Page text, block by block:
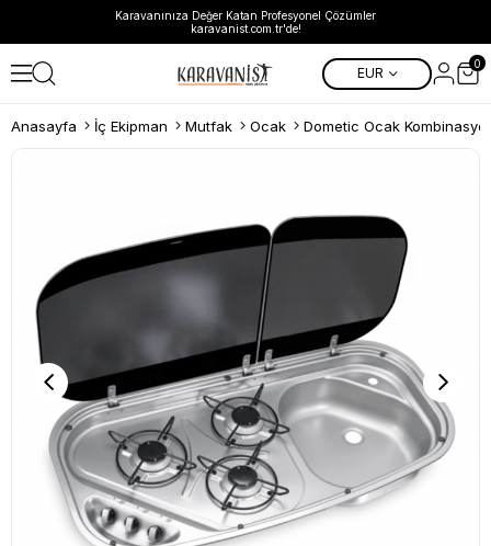
Karavanınıza Değer Katan Profesyonel Çözümler
karavanist.com.tr'de!
EUR
0
Anasayfa İç Ekipman Mutfak Ocak Dometic Ocak